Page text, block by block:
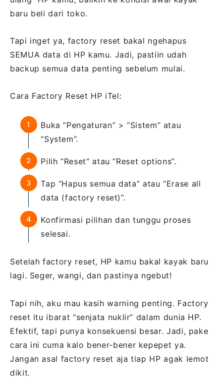
baru beli dari toko.
Tapi inget ya, factory reset bakal ngehapus
SEMUA data di HP kamu. Jadi, pastiin udah
backup semua data penting sebelum mulai.
Cara Factory Reset HP iTel:
Buka “Pengaturan” > “Sistem” atau
“System”.
Pilih “Reset” atau “Reset options”.
Tap “Hapus semua data” atau “Erase all
data (factory reset)”.
Konfirmasi pilihan dan tunggu proses
selesai.
Setelah factory reset, HP kamu bakal kayak baru
lagi. Seger, wangi, dan pastinya ngebut!
Tapi nih, aku mau kasih warning penting. Factory
reset itu ibarat “senjata nuklir” dalam dunia HP.
Efektif, tapi punya konsekuensi besar. Jadi, pake
cara ini cuma kalo bener-bener kepepet ya.
Jangan asal factory reset aja tiap HP agak lemot
dikit.